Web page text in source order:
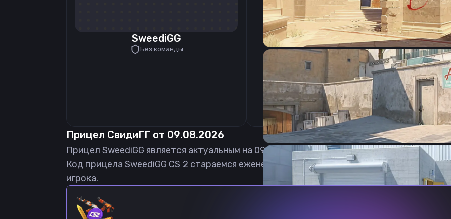
SweediGG
Без команды
CSGO-QyVqL-skFXd-hz9pE-6bwaP-LbG4C
Прицел СвидиГГ от 09.08.2026
Прицел SweediGG является актуальным на 09.08.2026
Код прицела SweediGG CS 2 стараемся еженедельно обновлять, чтобы вы могли
игрока.